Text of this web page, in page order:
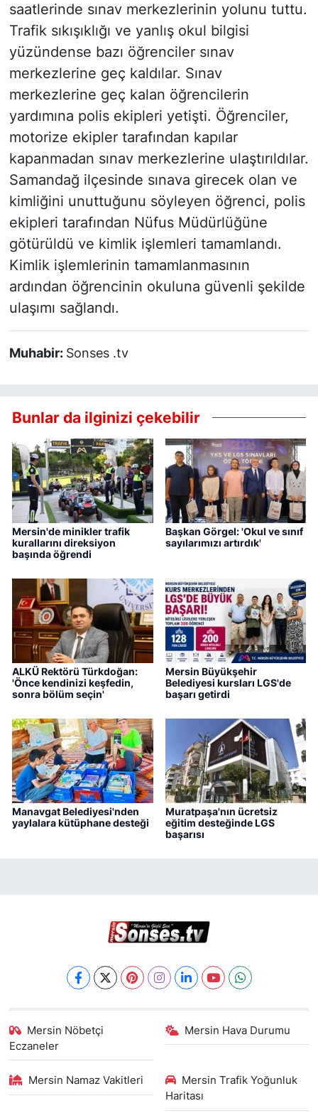
saatlerinde sınav merkezlerinin yolunu tuttu.
Trafik sıkışıklığı ve yanlış okul bilgisi
yüzündense bazı öğrenciler sınav
merkezlerine geç kaldılar. Sınav
merkezlerine geç kalan öğrencilerin
yardımına polis ekipleri yetişti. Öğrenciler,
motorize ekipler tarafından kapılar
kapanmadan sınav merkezlerine ulaştırıldılar.
Samandağ ilçesinde sınava girecek olan ve
kimliğini unuttuğunu söyleyen öğrenci, polis
ekipleri tarafından Nüfus Müdürlüğüne
götürüldü ve kimlik işlemleri tamamlandı.
Kimlik işlemlerinin tamamlanmasının
ardından öğrencinin okuluna güvenli şekilde
ulaşımı sağlandı.
Muhabir: Sonses .tv
Bunlar da ilginizi çekebilir
Mersin'de minikler trafik
kurallarını direksiyon
başında öğrendi
Başkan Görgel: 'Okul ve sınıf
sayılarımızı artırdık'
ALKÜ Rektörü Türkdoğan:
'Önce kendinizi keşfedin,
sonra bölüm seçin'
Mersin Büyükşehir
Belediyesi kursları LGS'de
başarı getirdi
Manavgat Belediyesi'nden
yaylalara kütüphane desteği
Muratpaşa'nın ücretsiz
eğitim desteğinde LGS
başarısı
Mersin Nöbetçi
Eczaneler
Mersin Hava Durumu
Mersin Namaz Vakitleri
Mersin Trafik Yoğunluk
Haritası